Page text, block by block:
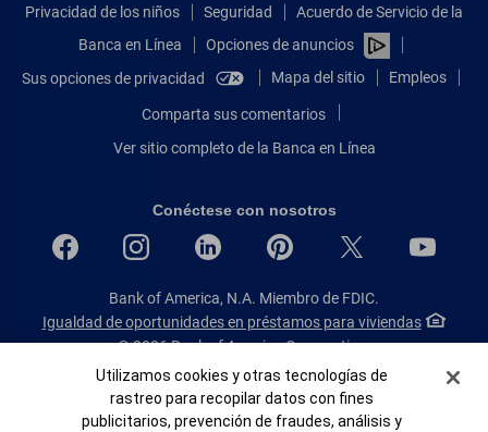
Privacidad de los niños
Seguridad
Acuerdo de Servicio de la
Banca en Línea
Opciones de anuncios
Sus opciones de privacidad
Mapa del sitio Empleos
Comparta sus comentarios
Ver sitio completo de la Banca en Línea
Conéctese con nosotros
Bank of America, N.A. Miembro de FDIC.
Igualdad de oportunidades en préstamos para viviendas
© 2026 Bank of America Corporation.
Todos Los Derechos Reservados.
Patente: patents.bankofamerica.com
Banner de Cookies
Utilizamos cookies y otras tecnologías de
rastreo para recopilar datos con fines
publicitarios, prevención de fraudes, análisis y